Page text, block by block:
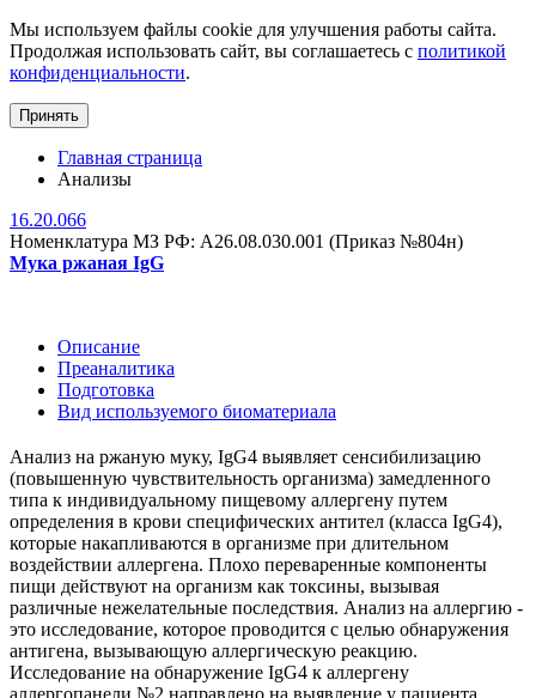
Мы используем файлы cookie для улучшения работы сайта.
Продолжая использовать сайт, вы соглашаетесь с политикой
конфиденциальности.
Принять
Главная страница
Анализы
16.20.066
Номенклатура МЗ РФ: A26.08.030.001 (Приказ №804н)
Мука ржаная IgG
Описание
Преаналитика
Подготовка
Вид используемого биоматериала
Анализ на ржаную муку, IgG4 выявляет сенсибилизацию
(повышенную чувствительность организма) замедленного
типа к индивидуальному пищевому аллергену путем
определения в крови специфических антител (класса IgG4),
которые накапливаются в организме при длительном
воздействии аллергена. Плохо переваренные компоненты
пищи действуют на организм как токсины, вызывая
различные нежелательные последствия. Анализ на аллергию -
это исследование, которое проводится с целью обнаружения
антигена, вызывающую аллергическую реакцию.
Исследование на обнаружение IgG4 к аллергену
аллергопанели №2 направлено на выявление у пациента